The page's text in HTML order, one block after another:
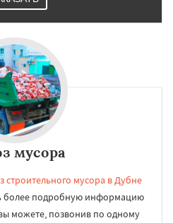
мусора
строительного мусора в Дубне
более подробную информацию
можете, позвонив по одному